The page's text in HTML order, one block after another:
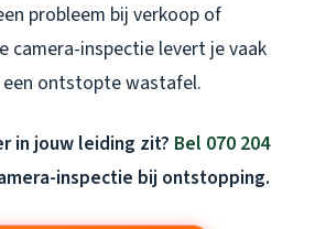
probleem bij verkoop of
camera-inspectie levert je vaak
een ontstopte wastafel.
in jouw leiding zit? Bel 070 204
inspectie bij ontstopping.